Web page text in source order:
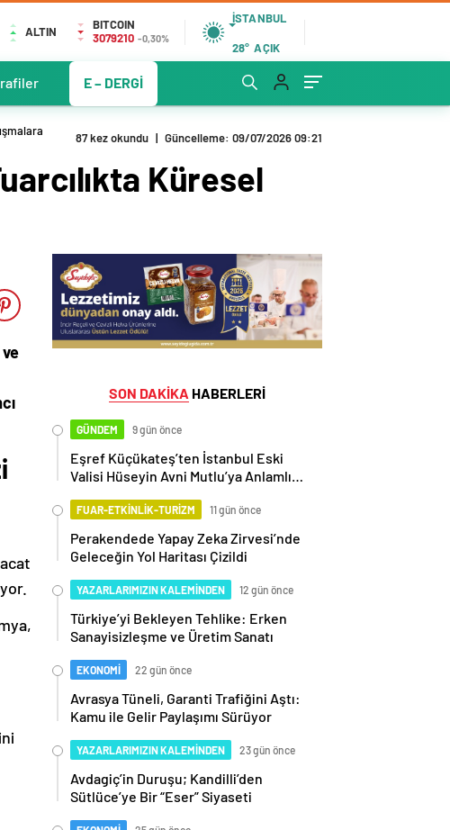
ALTIN
BITCOIN
3079210 -0,30%
İSTANBUL
28° AÇIK
E – DERGİ
87 kez okundu | Güncelleme: 09/07/2026 09:21
Küresel
SON DAKİKA HABERLERİ
GÜNDEM 9 gün önce
Eşref Küçükateş’ten İstanbul Eski
Valisi Hüseyin Avni Mutlu’ya Anlamlı
FUAR-ETKİNLİK-TURİZM 11 gün önce
Perakendede Yapay Zeka Zirvesi’nde
Geleceğin Yol Haritası Çizildi
YAZARLARIMIZIN KALEMİNDEN 12 gün önce
Türkiye’yi Bekleyen Tehlike: Erken
Sanayisizleşme ve Üretim Sanatı
EKONOMİ 22 gün önce
Avrasya Tüneli, Garanti Trafiğini Aştı:
Kamu ile Gelir Paylaşımı Sürüyor
YAZARLARIMIZIN KALEMİNDEN 23 gün önce
Avdagiç’in Duruşu; Kandilli’den
Sütlüce’ye Bir “Eser” Siyaseti